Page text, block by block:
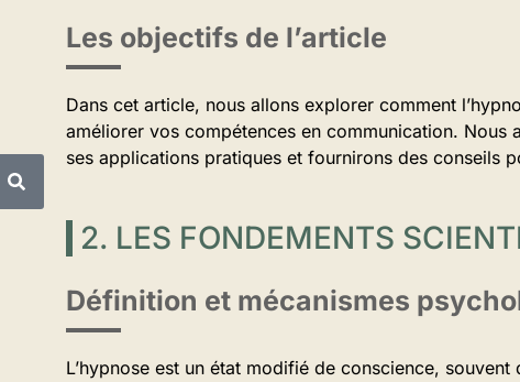
Les objectifs de l’article
Dans cet article, nous allons explorer comment
améliorer vos compétences en communication. Nous
ses applications pratiques et fournirons des conseils
2. LES FONDEMENTS
Définition et mécanismes
L’hypnose est un état modifié de conscience,